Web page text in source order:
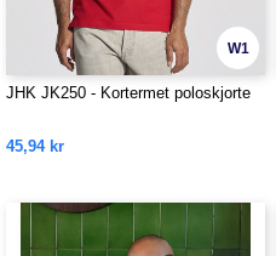
W1
JHK JK250 - Kortermet poloskjorte
45,94 kr